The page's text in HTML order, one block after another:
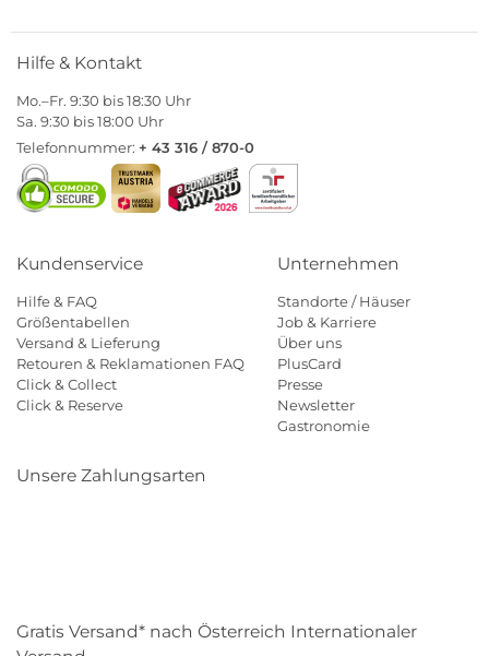
Hilfe & Kontakt
Mo.–Fr. 9:30 bis 18:30 Uhr
Sa. 9:30 bis 18:00 Uhr
Telefonnummer: + 43 316 / 870-0
Kundenservice
Hilfe & FAQ
Größentabellen
Versand & Lieferung
Retouren & Reklamationen FAQ
Click & Collect
Click & Reserve
Unternehmen
Standorte / Häuser
Job & Karriere
Über uns
PlusCard
Presse
Newsletter
Gastronomie
Unsere Zahlungsarten
Gratis Versand* nach Österreich Internationaler